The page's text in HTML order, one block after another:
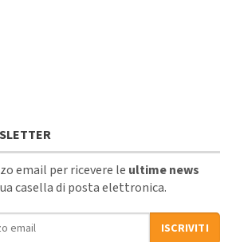
email per ricevere le ultime news
casella di posta elettronica.
ISCRIVITI